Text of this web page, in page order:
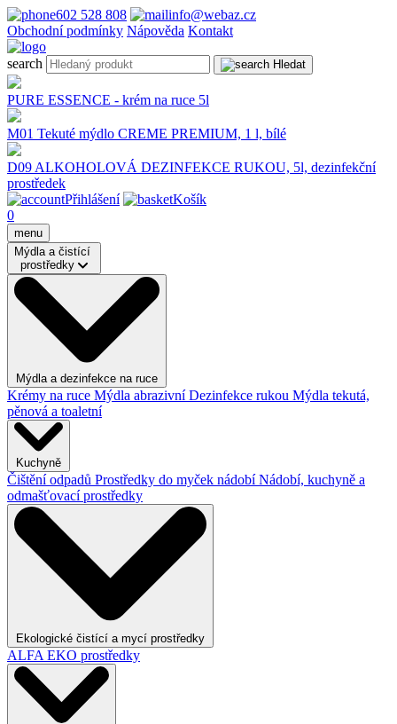
602 528 808
info@webaz.cz
Obchodní podmínky Nápověda Kontakt
search Hledat
PURE ESSENCE - krém na ruce 5l
M01 Tekuté mýdlo CREME PREMIUM, 1 l, bílé
D09 ALKOHOLOVÁ DEZINFEKCE RUKOU, 5l, dezinfekční
prostředek
Přihlášení
Košík
0
menu
Mýdla a čistící
prostředky
Mýdla a dezinfekce na ruce
Krémy na ruce Mýdla abrazivníDezinfekce rukou Mýdla tekutá,
pěnová a toaletní
Kuchyně
Čištění odpadů Prostředky do myček nádobíNádobí, kuchyně a
odmašťovací prostředky
Ekologické čistící a mycí prostředky
ALFA EKO prostředky